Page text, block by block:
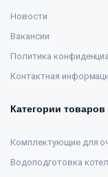
Новости
Вакансии
Политика
Контактная
Категории товаров
Комплектующие для
Водоподготовка